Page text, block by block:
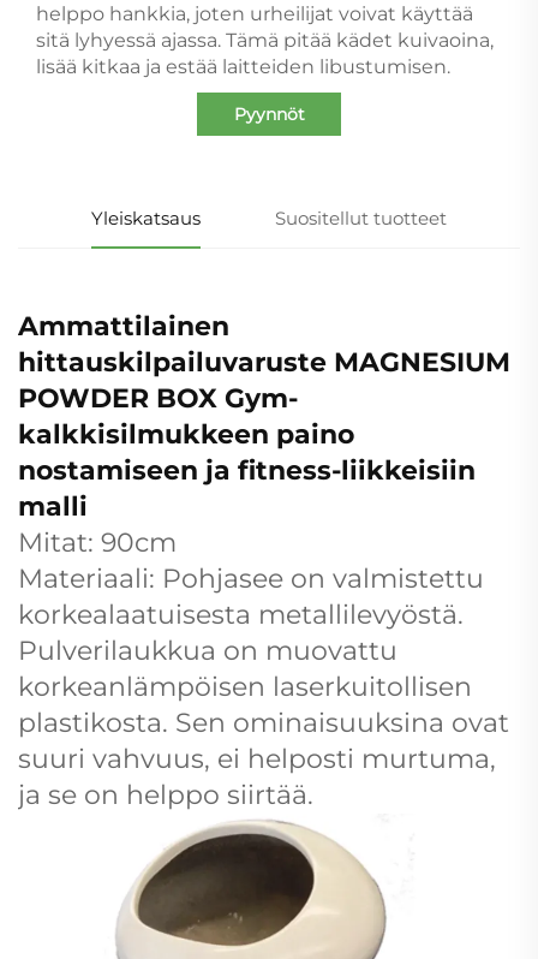
helppo hankkia, joten urheilijat voivat käyttää
sitä lyhyessä ajassa. Tämä pitää kädet kuivaoina,
lisää kitkaa ja estää laitteiden libustumisen.
Pyynnöt
Yleiskatsaus Suositellut tuotteet
Ammattilainen
hittauskilpailuvaruste MAGNESIUM
POWDER BOX Gym-
kalkkisilmukkeen paino
nostamiseen ja fitness-liikkeisiin
malli
Mitat: 90cm
Materiaali: Pohjasee on valmistettu
korkealaatuisesta metallilevyöstä.
Pulverilaukkua on muovattu
korkeanlämpöisen laserkuitollisen
plastikosta. Sen ominaisuuksina ovat
suuri vahvuus, ei helposti murtuma,
ja se on helppo siirtää.